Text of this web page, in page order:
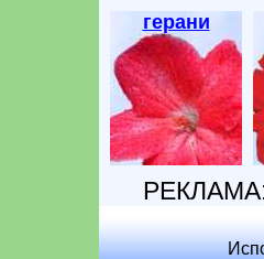
герани